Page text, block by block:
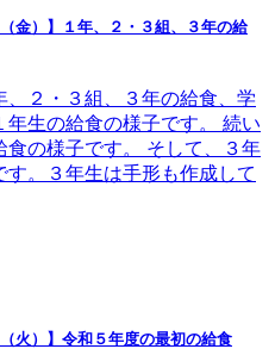
金）】１年、２・３組、３年の給
、２・３組、３年の給食、学
生の給食の様子です。 続い
食の様子です。 そして、３年
。３年生は手形も作成して
火）】令和５年度の最初の給食